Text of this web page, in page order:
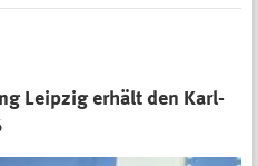
Leipzig erhält den Karl-